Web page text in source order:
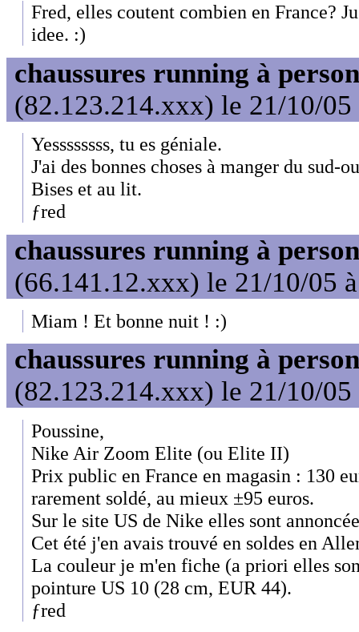
Fred, elles coutent combien en France?
idee. :)
chaussures running à
(82.123.214.xxx) le 21/10/05
Yessssssss, tu es géniale.
J'ai des bonnes choses à manger du sud-
Bises et au lit.
ƒred
chaussures running à
(66.141.12.xxx) le 21/10/05
Miam ! Et bonne nuit ! :)
chaussures running à
(82.123.214.xxx) le 21/10/05
Poussine,
Nike Air Zoom Elite (ou Elite II)
Prix public en France en magasin : 130
rarement soldé, au mieux ±95 euros.
Sur le site US de Nike elles sont
Cet été j'en avais trouvé en soldes en
La couleur je m'en fiche (a priori elles
pointure US 10 (28 cm, EUR 44).
ƒred